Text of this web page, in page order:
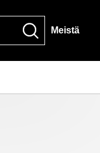
Meistä